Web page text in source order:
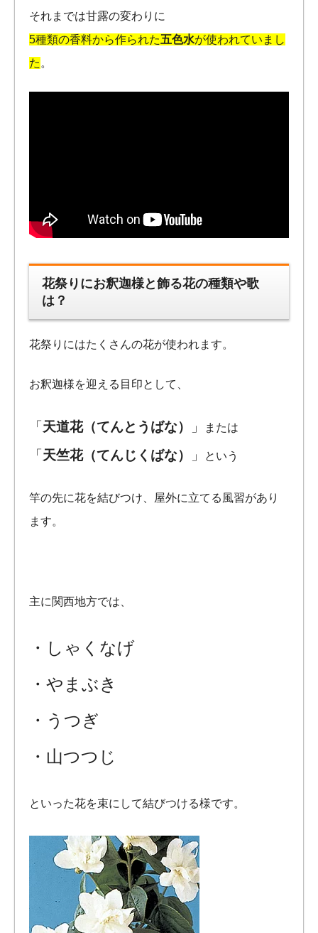
それまでは甘露の変わりに
5種類の香料から作られた五色水が使われていまし
た 。
花祭りにお釈迦様と飾る花の種類や歌
は？
花祭りにはたくさんの花が使われます。
お釈迦様を迎える目印として、
「天道花（てんとうばな） 」 または
「天竺花（てんじくばな） 」 という
竿の先に花を結びつけ、屋外に立てる風習があり
ます。
主に関西地方では、
・しゃくなげ
・やまぶき
・うつぎ
・山つつじ
といった花を束にして結びつける様です。